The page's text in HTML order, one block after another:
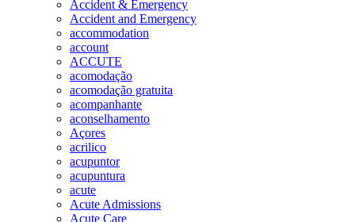
Accident & Emergency
Accident and Emergency
accommodation
account
ACCUTE
acomodação
acomodação gratuita
acompanhante
aconselhamento
Açores
acrilico
acupuntor
acupuntura
acute
Acute Admissions
Acute Care